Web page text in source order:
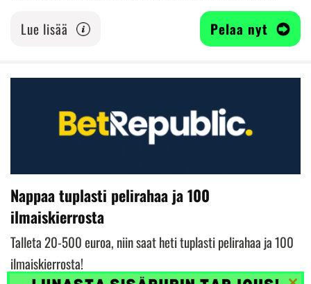
Lue lisää
Pelaa nyt
Nappaa tuplasti pelirahaa ja 100
ilmaiskierrosta
Talleta 20-500 euroa, niin saat heti tuplasti pelirahaa ja 100
ilmaiskierrosta!